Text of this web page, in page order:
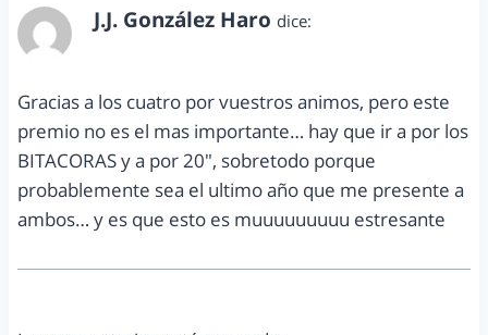
J.J. González Haro dice:
Gracias a los cuatro por vuestros animos, pero este
premio no es el mas importante… hay que ir a por los
BITACORAS y a por 20", sobretodo porque
probablemente sea el ultimo año que me presente a
ambos… y es que esto es muuuuuuuuu estresante